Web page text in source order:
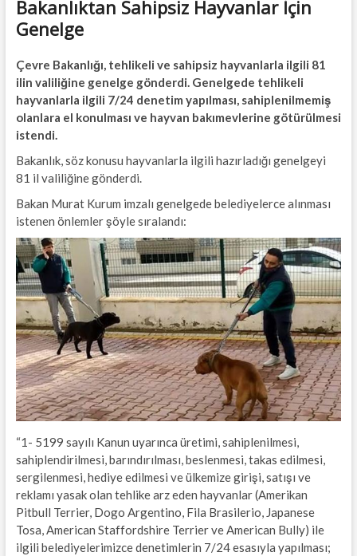
Bakanlıktan Sahipsiz Hayvanlar İçin
Genelge
Çevre Bakanlığı, tehlikeli ve sahipsiz hayvanlarla ilgili 81
ilin valiliğine genelge gönderdi. Genelgede tehlikeli
hayvanlarla ilgili 7/24 denetim yapılması, sahiplenilmemiş
olanlara el konulması ve hayvan bakımevlerine götürülmesi
istendi.
Bakanlık, söz konusu hayvanlarla ilgili hazırladığı genelgeyi
81 il valiliğine gönderdi.
Bakan Murat Kurum imzalı genelgede belediyelerce alınması
istenen önlemler şöyle sıralandı:
“1- 5199 sayılı Kanun uyarınca üretimi, sahiplenilmesi,
sahiplendirilmesi, barındırılması, beslenmesi, takas edilmesi,
sergilenmesi, hediye edilmesi ve ülkemize girişi, satışı ve
reklamı yasak olan tehlike arz eden hayvanlar (Amerikan
Pitbull Terrier, Dogo Argentino, Fila Brasilerio, Japanese
Tosa, American Staffordshire Terrier ve American Bully) ile
ilgili belediyelerimizce denetimlerin 7/24 esasıyla yapılması;